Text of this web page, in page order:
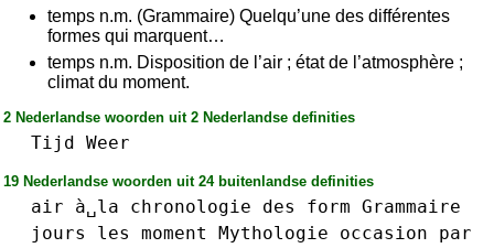
temps n.m. (Grammaire) Quelqu’une des différentes
formes qui marquent…
temps n.m. Disposition de l’air ; état de l’atmosphère ;
climat du moment.
2 Nederlandse woorden uit 2 Nederlandse definities
Tijd Weer
19 Nederlandse woorden uit 24 buitenlandse definities
air à␣la chronologie des form Grammaire
jours
les moment Mythologie occasion
par